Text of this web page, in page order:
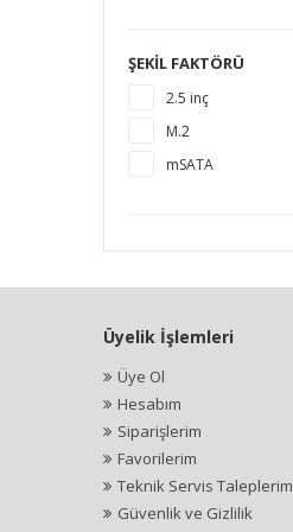
2 TB
4 TB
ŞEKIL FAKTÖRÜ
2.5 inç
M.2
mSATA
Üyelik İşlemleri
Üye Ol
Hesabım
Siparişlerim
Favorilerim
Teknik Servis Taleplerim
Güvenlik ve Gizlilik